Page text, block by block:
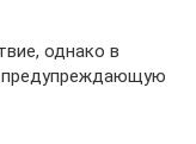
однако в
предупреждающую